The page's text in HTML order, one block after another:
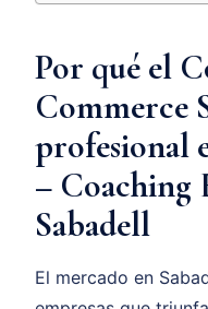
Por qué el
Commerce
profesional
– Coaching
Sabadell
El mercado en